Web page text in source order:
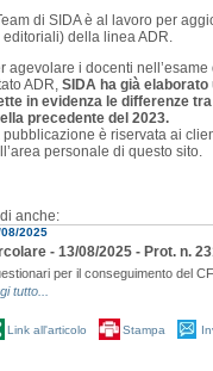
Team di SIDA è al lavoro per
editoriali) della linea ADR.
agevolare i docenti nell’esame
ADR, SIDA ha già
in evidenza le differenze
precedente del 2023.
pubblicazione è riservata ai
personale di questo sito.
anche:
2025
- 13/08/2025 - Prot. n.
per il conseguimento del
tutto...
Link all'articolo Stampa